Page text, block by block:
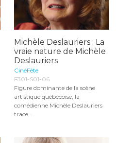
Michèle Deslauriers : La
vraie nature de Michèle
Deslauriers
CinéFête
F301-S01-06
Figure dominante de la scène
artistique québécoise, la
comédienne Michèle Deslauriers
trace...